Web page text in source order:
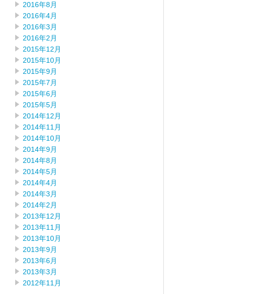
2016年8月
2016年4月
2016年3月
2016年2月
2015年12月
2015年10月
2015年9月
2015年7月
2015年6月
2015年5月
2014年12月
2014年11月
2014年10月
2014年9月
2014年8月
2014年5月
2014年4月
2014年3月
2014年2月
2013年12月
2013年11月
2013年10月
2013年9月
2013年6月
2013年3月
2012年11月